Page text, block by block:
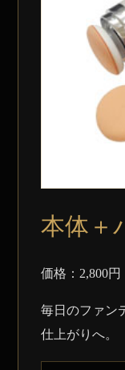
本体＋
価格：2,800円
毎日のファン
仕上がりへ。